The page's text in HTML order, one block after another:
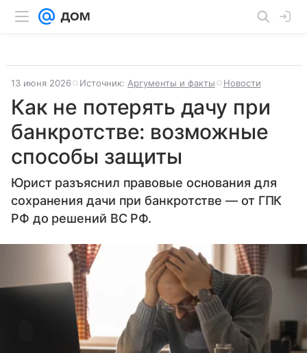
13 июня 2026 Источник: Аргументы и факты Новости
Как не потерять дачу при
банкротстве: возможные
способы защиты
Юрист разъяснил правовые основания для
сохранения дачи при банкротстве — от ГПК
РФ до решений ВС РФ.